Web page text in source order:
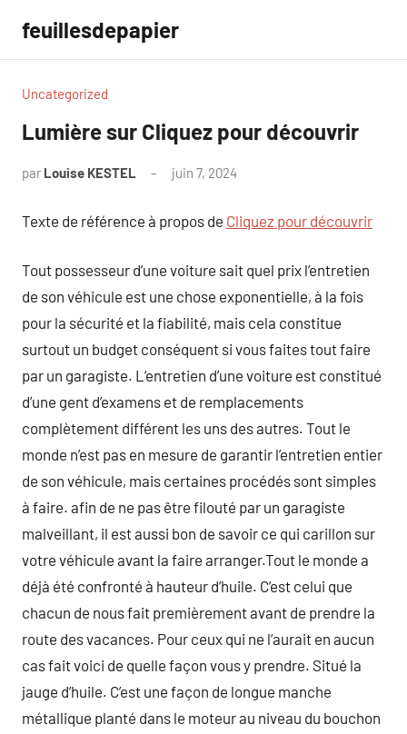
contenu
feuillesdepapier
Uncategorized
Lumière sur Cliquez pour découvrir
par Louise KESTEL juin 7, 2024
Texte de référence à propos de Cliquez pour découvrir
Tout possesseur d’une voiture sait quel prix l’entretien
de son véhicule est une chose exponentielle, à la fois
pour la sécurité et la fiabilité, mais cela constitue
surtout un budget conséquent si vous faites tout faire
par un garagiste. L’entretien d’une voiture est constitué
d’une gent d’examens et de remplacements
complètement différent les uns des autres. Tout le
monde n’est pas en mesure de garantir l’entretien entier
de son véhicule, mais certaines procédés sont simples
à faire. afin de ne pas être filouté par un garagiste
malveillant, il est aussi bon de savoir ce qui carillon sur
votre véhicule avant la faire arranger.Tout le monde a
déjà été confronté à hauteur d’huile. C’est celui que
chacun de nous fait premièrement avant de prendre la
route des vacances. Pour ceux qui ne l’aurait en aucun
cas fait voici de quelle façon vous y prendre. Situé la
jauge d’huile. C’est une façon de longue manche
métallique planté dans le moteur au niveau du bouchon